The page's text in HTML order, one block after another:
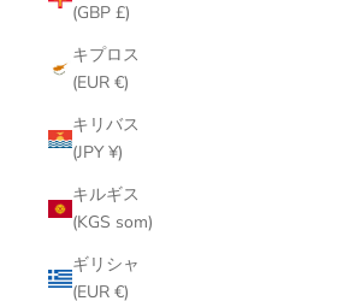
(GBP £)
キプロス
(EUR €)
キリバス
(JPY ¥)
キルギス
(KGS som)
ギリシャ
(EUR €)